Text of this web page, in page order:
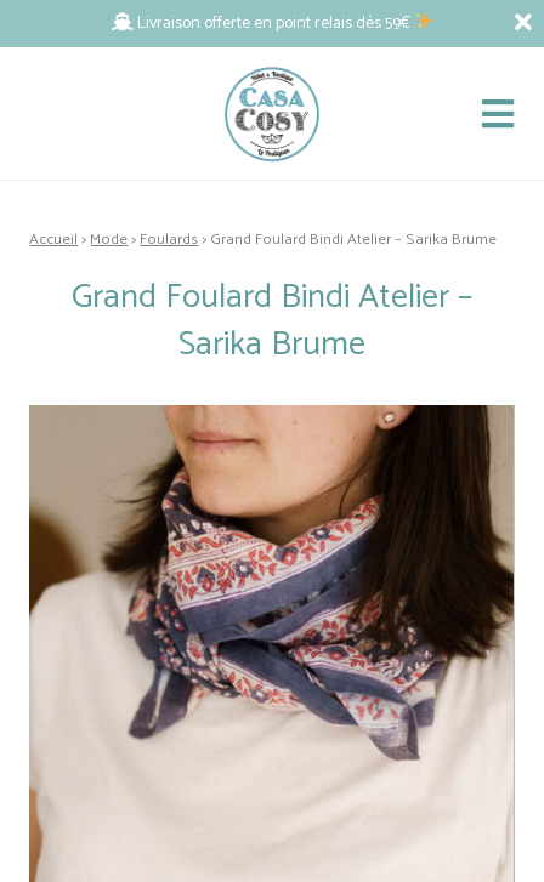
Livraison offerte en point relais dès 59€
Accueil>Mode>Foulards> Grand Foulard Bindi Atelier – Sarika Brume
Grand Foulard Bindi Atelier –
Sarika Brume